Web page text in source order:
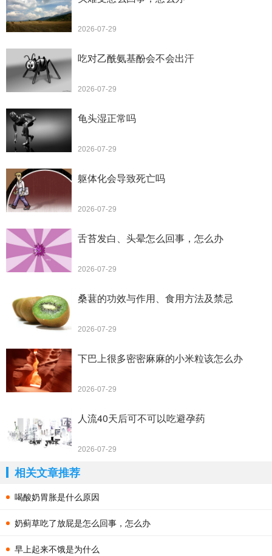
2026-07-29
吃对乙酰氨基酚会不会出汗
2026-07-29
龟头湿正常吗
2026-07-29
躯体化会导致死亡吗
2026-07-29
舌苔发白、头晕怎么回事，怎么办
2026-07-29
桑葚的功效与作用、食用方法及禁忌
2026-07-29
下巴上很多密密麻麻的小米粒该怎么办
2026-07-29
人流40天后可不可以吃避孕药
2026-07-29
相关文章推荐
喝酸奶胃胀是什么原因
奶蓟草吃了放屁是怎么回事，怎么办
早上起来不饿是为什么